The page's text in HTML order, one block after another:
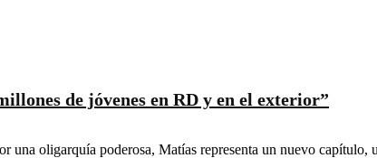
de jóvenes en RD y en el exterior”
oligarquía poderosa, Matías representa un nuevo capítulo,